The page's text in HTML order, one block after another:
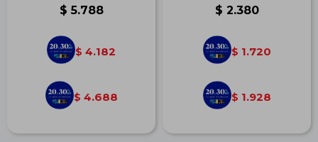
$ 5.788
$ 4.182
$ 4.688
$ 2.380
$ 1.720
$ 1.928